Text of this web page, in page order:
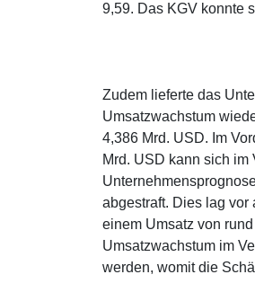
9,59. Das KGV konnte
Zudem lieferte das
Umsatzwachstum
4,386 Mrd. USD. Im
Mrd. USD kann sich
abgestraft. Dies lag vor
einem Umsatz von
Umsatzwachstum im
werden, womit die